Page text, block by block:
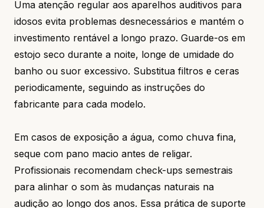
Uma atenção regular aos aparelhos auditivos para
idosos evita problemas desnecessários e mantém o
investimento rentável a longo prazo. Guarde-os em
estojo seco durante a noite, longe de umidade do
banho ou suor excessivo. Substitua filtros e ceras
periodicamente, seguindo as instruções do
fabricante para cada modelo.
Em casos de exposição a água, como chuva fina,
seque com pano macio antes de religar.
Profissionais recomendam check-ups semestrais
para alinhar o som às mudanças naturais na
audição ao longo dos anos. Essa prática de suporte